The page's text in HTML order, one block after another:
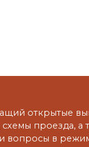
открытые
проезда,
вопросы в